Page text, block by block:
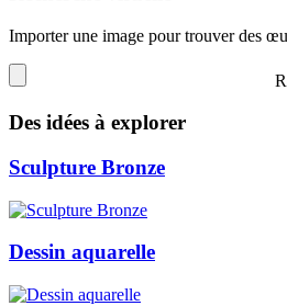
Importer une image pour trouver des
Des idées à explorer
Sculpture Bronze
Dessin aquarelle